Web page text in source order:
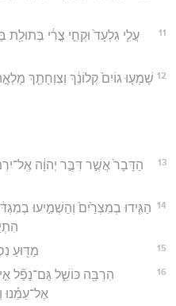
11
עֲלִ֤י גִלְעָד֙ וּקְחִ֣י צֳרִ֔י
12 שָׁמְע֤וּ גוֹיִם֙ קְלוֹנֵ֔ךְ וְצִוְחָתֵ֖ךְ
13
הַדָּבָר֙ אֲשֶׁ֣ר דִּבֶּ֣ר יְהוָ֔ה
14
הַגִּ֤ידוּ בְמִצְרַ֙יִם֙ וְהַשְׁמִ֣יעוּ
15 מַדּ֖וּעַ
16
הִרְבָּ֖ה כּוֹשֵׁ֑ל גַּם־נָפַ֞ל
אֶל־עַמֵּ֗נוּ